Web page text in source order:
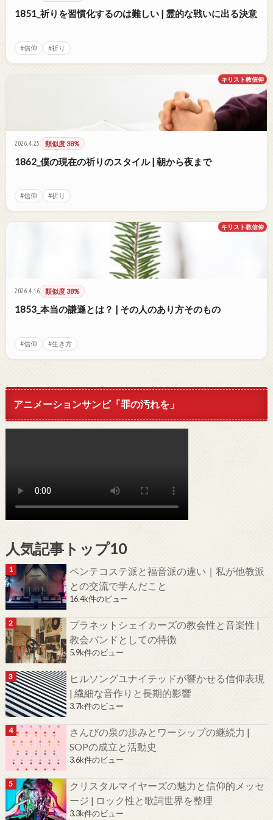
1851_祈りを習慣化するのは難しい | 霊的な戦いに出る決意
#信仰 #祈り
キリスト教信仰
2026.4.25 類似度 38%
1862_僕の現在の祈りのスタイル | 朝から夜まで
#信仰 #祈り
キリスト教信仰
2026.4.16 類似度 38%
1853_本当の謙遜とは？ | その人のあり方そのもの
#信仰 #生き方
アニメーションサンビ「罪の汚れを」
人気記事トップ10
ペンテコステ派と福音派の違い｜私が他教派
との交流で学んだこと
16.4k件のビュー
プラネットシェイカーズの教会性と音楽性 |
教会バンドとしての特徴
5.9k件のビュー
ヒルソングユナイテッドが響かせる信仰表現
| 繊細な音作りと長期的影響
3.7k件のビュー
さんびの泉の歩みとワーシップの継続力 |
SOPの成立と活動史
3.6k件のビュー
クリスタルマイヤーズの魅力と信仰的メッセ
ージ | ロック性と歌詞世界を整理
3.3k件のビュー